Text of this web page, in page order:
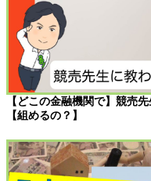
【どこの金融機関で】競売
【組めるの？】